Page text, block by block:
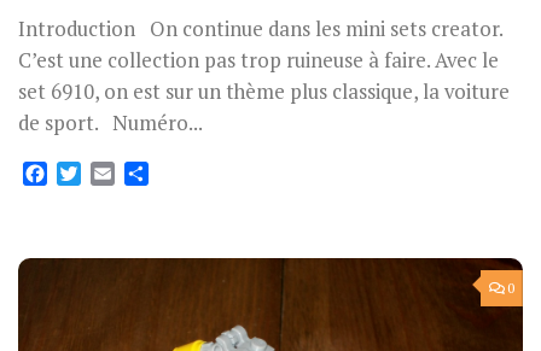
Introduction On continue dans les mini sets creator.
C’est une collection pas trop ruineuse à faire. Avec le
set 6910, on est sur un thème plus classique, la voiture
de sport. Numéro...
Facebook
Twitter
Email
0